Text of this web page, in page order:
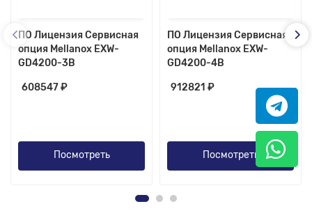
ПО Лицензия Сервисная
опция Mellanox EXW-
GD4200-3B
608547 ₽
Посмотреть
ПО Лицензия Сервисная
опция Mellanox EXW-
GD4200-4B
912821 ₽
Посмотреть